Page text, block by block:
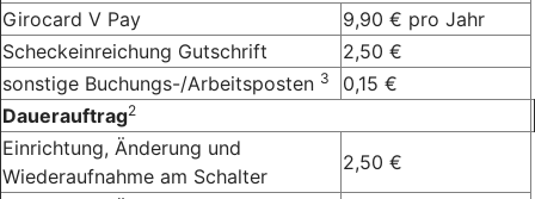
Girocard V Pay
9,90 € pro Jahr
Scheckeinreichung Gutschrift
2,50 €
sonstige Buchungs-/Arbeitsposten 3
0,15 €
Dauerauftrag2
Einrichtung, Änderung und
Wiederaufnahme am Schalter
2,50 €